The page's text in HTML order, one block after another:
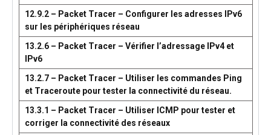
12.9.2 – Packet Tracer – Configurer les adresses IPv6
sur les périphériques réseau
13.2.6 – Packet Tracer – Vérifier l’adressage IPv4 et
IPv6
13.2.7 – Packet Tracer – Utiliser les commandes Ping
et Traceroute pour tester la connectivité du réseau.
13.3.1 – Packet Tracer – Utiliser ICMP pour tester et
corriger la connectivité des réseaux